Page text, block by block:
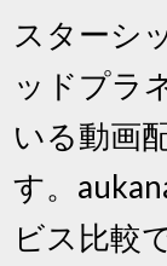
スターシ
ッドプラ
いる動画
す。
ビス比較